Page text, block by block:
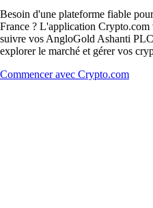
Besoin d'une plateforme fiable
France ? L'application Crypto.com
suivre vos AngloGold Ashanti
explorer le marché et gérer vos
Commencer avec Crypto.com